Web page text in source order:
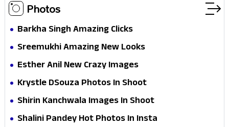
Photos
Barkha Singh Amazing Clicks
Sreemukhi Amazing New Looks
Esther Anil New Crazy Images
Krystle DSouza Photos In Shoot
Shirin Kanchwala Images In Shoot
Shalini Pandey Hot Photos In Insta